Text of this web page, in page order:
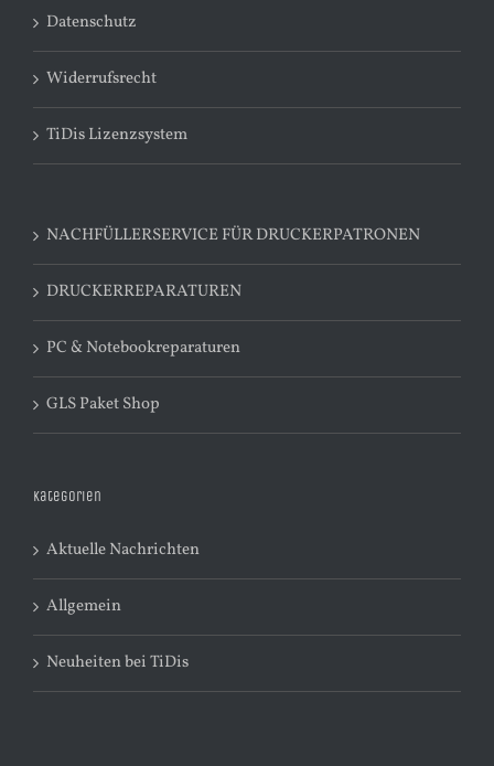
Datenschutz
Widerrufsrecht
TiDis Lizenzsystem
NACHFÜLLERSERVICE FÜR DRUCKERPATRONEN
DRUCKERREPARATUREN
PC & Notebookreparaturen
GLS Paket Shop
Kategorien
Aktuelle Nachrichten
Allgemein
Neuheiten bei TiDis